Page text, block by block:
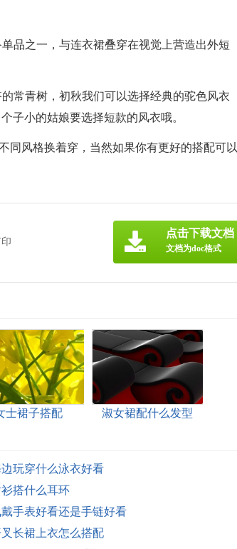
品之一，与连衣裙叠穿在视觉上营造出外短
常青树，初秋我们可以选择经典的驼色风衣
子小的姑娘要选择短款的风衣哦。
同风格换着穿，当然如果你有更好的搭配可以
点击下载文档
文档为doc格式
士裙子搭配 淑女裙配什么发型
玩穿什么泳衣好看
搭什么耳环
手表好看还是手链好看
长裙上衣怎么搭配